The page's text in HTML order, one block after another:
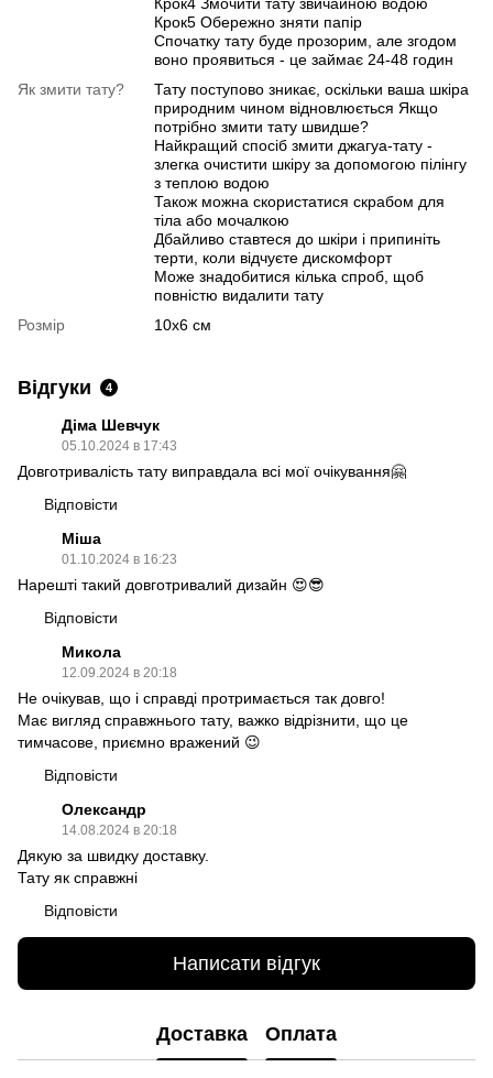
Крок4 Змочити тату звичайною водою
Крок5 Обережно зняти папір
Спочатку тату буде прозорим, але згодом
воно проявиться - це займає 24-48 годин
Як змити тату?
Тату поступово зникає, оскільки ваша шкіра
природним чином відновлюється Якщо
потрібно змити тату швидше?
Найкращий спосіб змити джагуа-тату -
злегка очистити шкіру за допомогою пілінгу
з теплою водою
Також можна скористатися скрабом для
тіла або мочалкою
Дбайливо ставтеся до шкіри і припиніть
терти, коли відчуєте дискомфорт
Може знадобитися кілька спроб, щоб
повністю видалити тату
Розмір
10х6 см
Відгуки 4
Діма Шевчук
05.10.2024 в 17:43
Довготривалість тату виправдала всі мої очікування🤗
Відповісти
Міша
01.10.2024 в 16:23
Нарешті такий довготривалий дизайн 😍😎
Відповісти
Микола
12.09.2024 в 20:18
Не очікував, що і справді протримається так довго!
Має вигляд справжнього тату, важко відрізнити, що це
тимчасове, приємно вражений 😉
Відповісти
Олександр
14.08.2024 в 20:18
Дякую за швидку доставку.
Тату як справжні
Відповісти
Написати відгук
Доставка Оплата